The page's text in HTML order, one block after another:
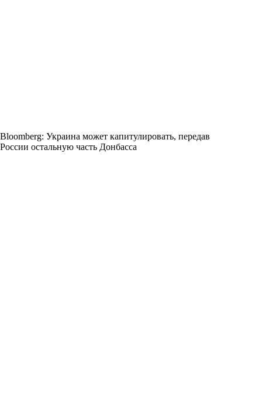
Bloomberg: Украина может капитулировать, передав
России остальную часть Донбасса